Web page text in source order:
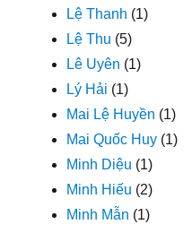
Lệ Thanh (1)
Lệ Thu (5)
Lê Uyên (1)
Lý Hải (1)
Mai Lệ Huyền (1)
Mai Quốc Huy (1)
Minh Diệu (1)
Minh Hiếu (2)
Minh Mẫn (1)